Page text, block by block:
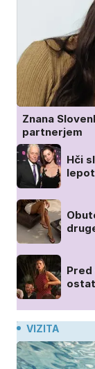
Znana
partnerjem
Hči
VIZITA